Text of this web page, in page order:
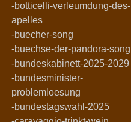
-botticelli-verleumdung-des-
apelles
-buecher-song
-buechse-der-pandora-song
-bundeskabinett-2025-2029
-bundesminister-
problemloesung
-bundestagswahl-2025